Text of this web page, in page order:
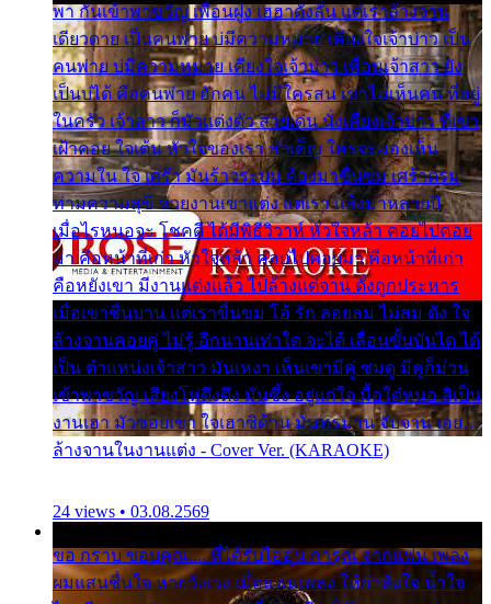
พา กันเข้าพาขวัญ เพื่อนฝูง เฮฮาดังลั่น แต่เราล้างจาน
เดียวดาย เป็นคนพ่าย บ่มีความหมาย เคียงใจเจ้าบ่าว เป็น
คนพ่าย บ่มีความหมาย เคียงใจเจ้าบ่าว เพื่อนเจ้าสาว ยัง
เป็นบ่ได้ คือคนพ่าย ฮักคน ไม่มีใครสน เขาไม่เห็นคน ที่อยู่
ในครัว เจ้าสาว ก็มัวแต่งตัว สวยเด่น นั่งเคียงเจ้าบ่าว ที่เขา
เฝ้าคอย ใจเต้น หัวใจของเรา ลำเค็ญ ใครจะมองเห็น
ความใน ใจ เศร้า มันร้าวระบม ต้องมาขื่นขม เศร้าตรม
ท่ามความสุขี ช่วยงานเขาแต่ง แต่เรา แล้งมาหลายปี
เมื่อไรหนอจะ โชคดี ได้มีพิธีวิวาห์ หัวใจหล้า คอยไปคอย
มา คือหน้าที่เก่า หัวใจหล้า คอยไปคอยมา คือหน้าที่เก่า
คือหยังเขา มีงานแต่งแล้ว ไปล้างแต่จาน ดั่งถูกประหาร
เมื่อเขาชื่นบาน แต่เราขื่นขม โอ้ รัก ลอยลม ไม่สม ดัง ใจ
ล้างจานคอยคู่ ไม่รู้ อีกนานเท่าใด จะได้ เลื่อนขั้นบันได ได้
เป็น ตำแหน่งเจ้าสาว มันเหงา เห็นเขามีคู่ ซมดู มีคู่ก็ม่วน
เข้าพาขวัญ เสียงโห่ตึงตึง มันซึ้ง อยู่แก่ใจ มื้อใด๋หนอ สิเป็น
งานเฮา มัวซอยเขา ใจเฮาซิด้าน มันทรมาน จับจาน เอย…
ล้างจานในงานแต่ง - Cover Ver. (KARAOKE)
24 views • 03.08.2569
ขอ กราบ ขอบคุณ.... ที่ได้รับไออุ่น การุณ จากแฟน เพลง
ผมแสนชื่นใจ หายวังเวง เมื่อแฟนเพลง ให้กำลังใจ น้ำใจ